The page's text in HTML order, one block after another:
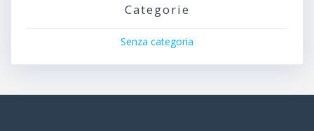
Categorie
Senza categoria